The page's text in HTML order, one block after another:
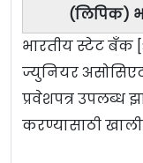
(लिपिक)
भारतीय स्टेट बँक
ज्युनियर
प्रवेशपत्र उपलब्ध
करण्यासाठी